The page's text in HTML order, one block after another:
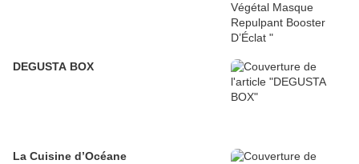
DEGUSTA BOX
La Cuisine d’Océane